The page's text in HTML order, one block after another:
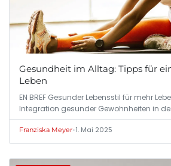
Gesundheit im Alltag: Tipps für
Leben
EN BREF Gesunder Lebensstil für mehr
Integration gesunder Gewohnheiten in
Franziska Meyer•1. Mai 2025